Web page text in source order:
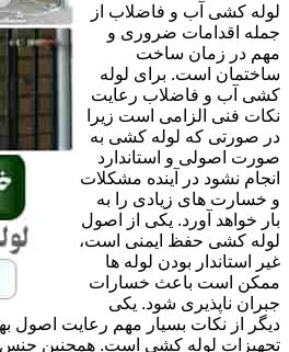
لوله کشی آب و فاضلاب از
جمله اقدامات ضروری و
مهم در زمان ساخت
ساختمان است. برای لوله
کشی آب و فاضلاب رعایت
نکات فنی الزامی است زیرا
در صورتی که لوله کشی به
صورت اصولی و استاندارد
انجام نشود در آینده مشکلات
و خسارت های زیادی را به
بار خواهد آورد. یکی از اصول
لوله کشی حفظ ایمنی است،
غیر استاندار بودن لوله ها
ممکن است باعث خسارات
جبران ناپذیری شود. یکی
دیگر از نکات بسیار مهم رعایت اصول
تجهیزات لوله کشی است. همچنین جنس